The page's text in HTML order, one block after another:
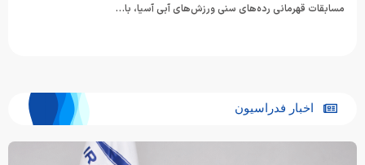
مسابقات قهرمانی رده‌های سنی ورزش‌های آبی آسیا، با…
اخبار فدراسیون